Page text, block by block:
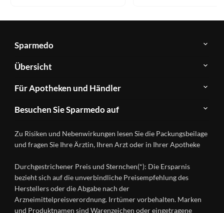
Sparmedo
Über
Sparmedo
FAQ
Kontakt
Datenschutz
Nutzungsbedingungen
Übersicht
Herstellerverzeichnis
Produkte
A-
Ratgeber
Wirkstoffe
Gesundheitsmagazin
Für Apotheken und Händler
&
Händlerlogin
Besuchen Sie Sparmedo auf
Instagram
Zu Risiken und Nebenwirkungen lesen Sie die Packungsbeilage
und fragen Sie Ihre Ärztin, Ihren Arzt oder in Ihrer Apotheke
Durchgestrichener Preis und Sternchen(*): Die Ersparnis
bezieht sich auf die unverbindliche Preisempfehlung des
Herstellers oder die Abgabe nach der
Arzneimittelpreisverordnung. Irrtümer vorbehalten. Marken
und Produktnamen sind Warenzeichen oder eingetragene